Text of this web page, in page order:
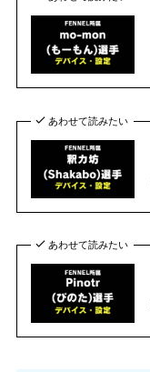
あわせて読みたい
あわせて読みたい